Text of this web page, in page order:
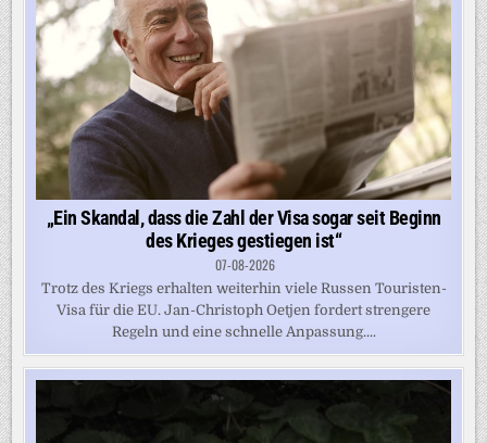
„Ein Skandal, dass die Zahl der Visa sogar seit Beginn
des Krieges gestiegen ist“
07-08-2026
Trotz des Kriegs erhalten weiterhin viele Russen Touristen-
Visa für die EU. Jan-Christoph Oetjen fordert strengere
Regeln und eine schnelle Anpassung....